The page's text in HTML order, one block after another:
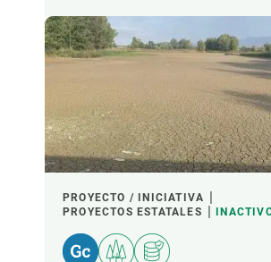
PROYECTO / INICIATIVA
PROYECTOS ESTATALES